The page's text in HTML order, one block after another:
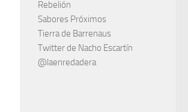
Rebelión
Sabores Próximos
Tierra de Barrenaus
Twitter de Nacho Escartín
@laenredadera